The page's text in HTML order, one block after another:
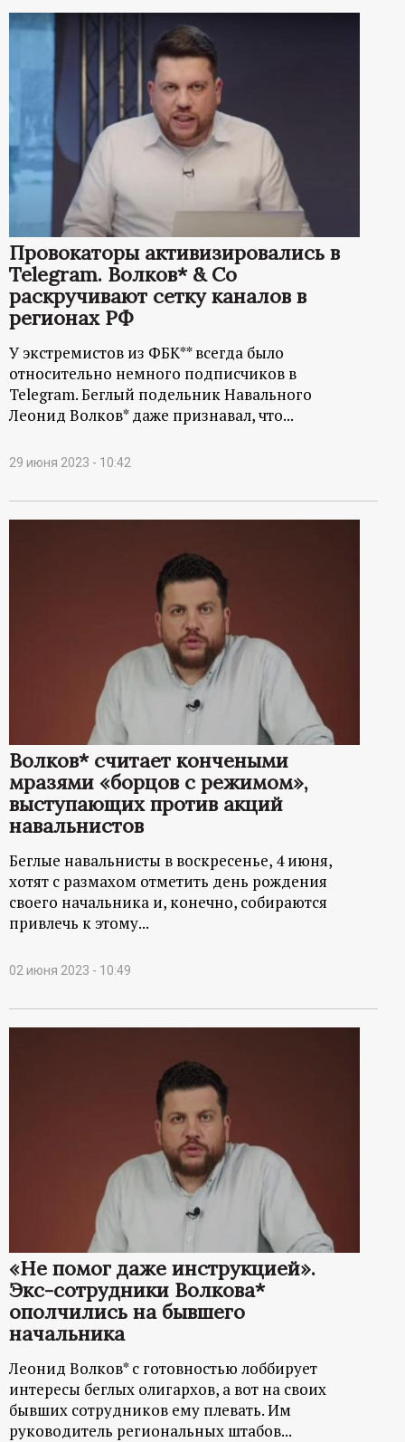
Провокаторы активизировались в
Telegram. Волков* & Co
раскручивают сетку каналов в
регионах РФ
У экстремистов из ФБК** всегда было
относительно немного подписчиков в
Telegram. Беглый подельник Навального
Леонид Волков* даже признавал, что...
29 июня 2023 - 10:42
Волков* считает кончеными
мразями «борцов с режимом»,
выступающих против акций
навальнистов
Беглые навальнисты в воскресенье, 4 июня,
хотят с размахом отметить день рождения
своего начальника и, конечно, собираются
привлечь к этому...
02 июня 2023 - 10:49
«Не помог даже инструкцией».
Экс-сотрудники Волкова*
ополчились на бывшего
начальника
Леонид Волков* с готовностью лоббирует
интересы беглых олигархов, а вот на своих
бывших сотрудников ему плевать. Им
руководитель региональных штабов...